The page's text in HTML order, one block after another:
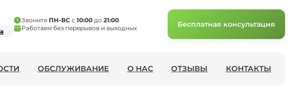
Звоните ПН-ВСс 10:00до 21:00
Работаем без перерывов и выходных
Бесплатная консультация
ОБСЛУЖИВАНИЕ О НАС ОТЗЫВЫ КОНТАКТЫ